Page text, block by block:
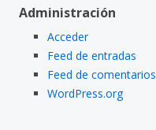
Administración
Acceder
Feed de entradas
Feed de comentarios
WordPress.org